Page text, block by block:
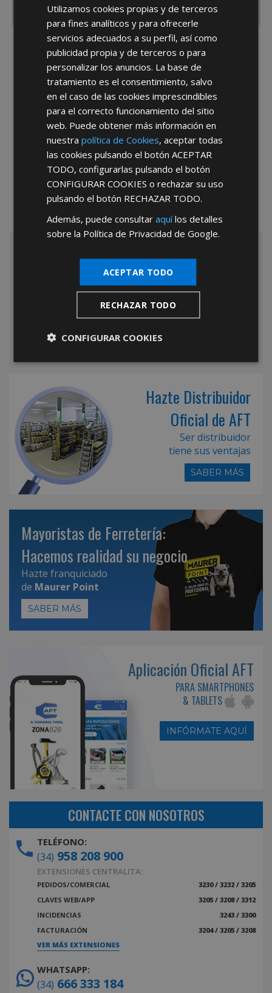
He leído y acepto la Política de Privacidad
*Abstenerse particulares, sólo venta a tiendas y empresas minoristas y
Hazte Distribuidor
Oficial de AFT
Ser distribuidor
tiene sus ventajas
SABER MÁS
Mayoristas de Ferretería:
Hacemos realidad su negocio
Hazte franquiciado
de Maurer Point
SABER MÁS
Aplicación Oficial AFT
PARA SMARTPHONES
& TABLETS
INFÓRMATE AQUÍ
CONTACTE CON NOSOTROS
TELÉFONO:
(34) 958 208 900
EXTENSIONES CENTRALITA:
PEDIDOS/COMERCIAL
3230 / 3232 / 3205
CLAVES WEB/APP
3205 / 3208 / 3312
INCIDENCIAS
3243 / 3300
FACTURACIÓN
3204 / 3205 / 3208
VER MÁS EXTENSIONES
WHATSAPP:
(34) 666 333 184
Utilizamos cookies propias y de terceros
para fines analíticos y para ofrecerle
servicios adecuados a su perfil, así como
publicidad propia y de terceros o para
personalizar los anuncios. La base de
tratamiento es el consentimiento, salvo
en el caso de las cookies imprescindibles
para el correcto funcionamiento del sitio
web. Puede obtener más información en
nuestrapolítica de Cookies, aceptar todas
las cookies pulsando el botónACEPTAR
TODO, configurarlas pulsando el botón
CONFIGURAR COOKIES o rechazar su uso
pulsando el botón RECHAZAR TODO.
Además, puede consultaraquílos detalles
sobre la Política de Privacidad de Google.
ACEPTAR TODO
RECHAZAR TODO
CONFIGURAR COOKIES